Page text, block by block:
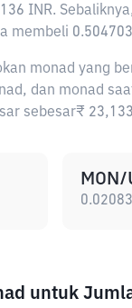
INR.
membeli
monad yang
dan monad
sebesar₹
MON/
0.02083
untuk